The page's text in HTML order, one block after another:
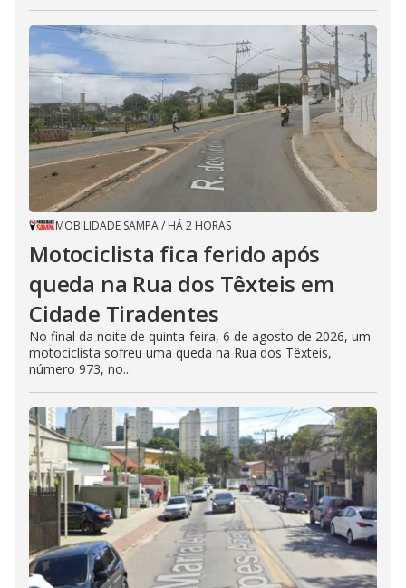
MOBILIDADE SAMPA/ HÁ 2 HORAS
Motociclista fica ferido após
queda na Rua dos Têxteis em
Cidade Tiradentes
No final da noite de quinta-feira, 6 de agosto de 2026, um
motociclista sofreu uma queda na Rua dos Têxteis,
número 973, no...